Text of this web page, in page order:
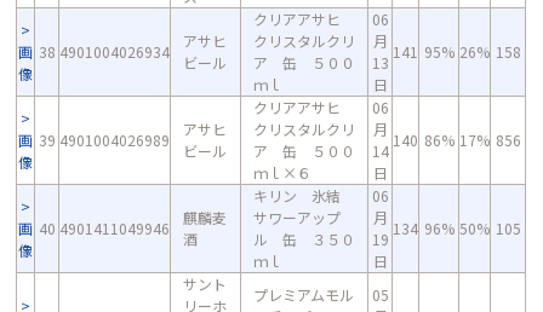
画
像
38 4901004026934
アサヒ
ビール
クリアアサヒ
クリスタルクリ
ア 缶 ５００
ｍｌ
06
月
13
日
141 95% 26% 158
画
像
39 4901004026989
アサヒ
ビール
クリアアサヒ
クリスタルクリ
ア 缶 ５００
ｍｌ×６
06
月
14
日
140 86% 17% 856
画
像
40 4901411049946
麒麟麦
酒
キリン 氷結
サワーアップ
ル 缶 ３５０
ｍｌ
06
月
19
日
134 96% 50% 105
サント
リーホ
プレミアムモル
05